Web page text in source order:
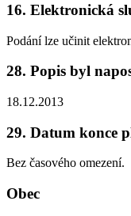
16. Elektronická
Podání lze učinit
28. Popis byl
18.12.2013
29. Datum konce
Bez časového omezení.
Obec